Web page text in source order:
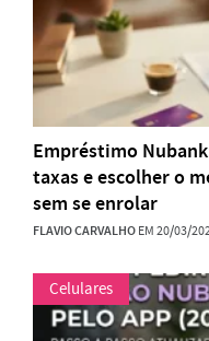
Empréstimo
taxas e escolher o
sem se enrolar
FLAVIO CARVALHOEM 20/03/
Celulares